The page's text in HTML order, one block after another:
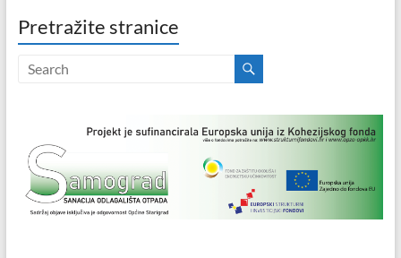
Pretražite stranice